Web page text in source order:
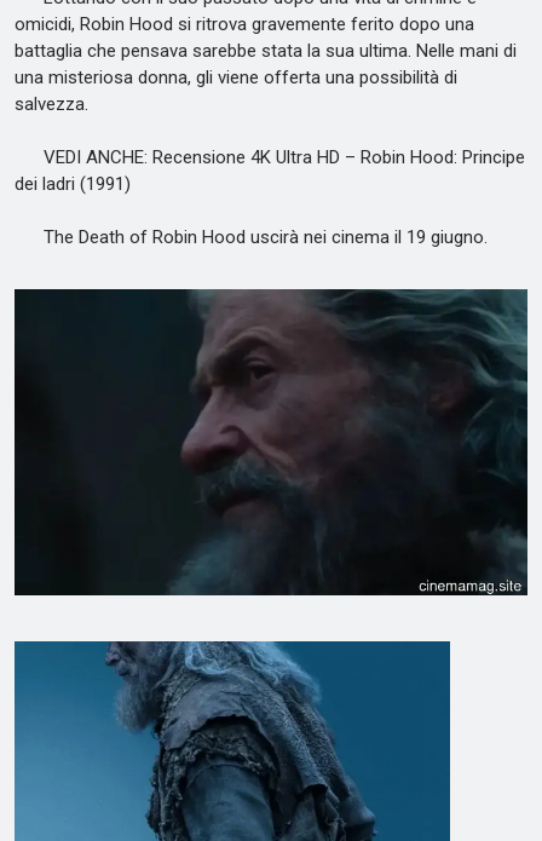
omicidi, Robin Hood si ritrova gravemente ferito dopo una
battaglia che pensava sarebbe stata la sua ultima. Nelle mani di
una misteriosa donna, gli viene offerta una possibilità di
salvezza.
VEDI ANCHE: Recensione 4K Ultra HD – Robin Hood: Principe
dei ladri (1991)
The Death of Robin Hood uscirà nei cinema il 19 giugno.